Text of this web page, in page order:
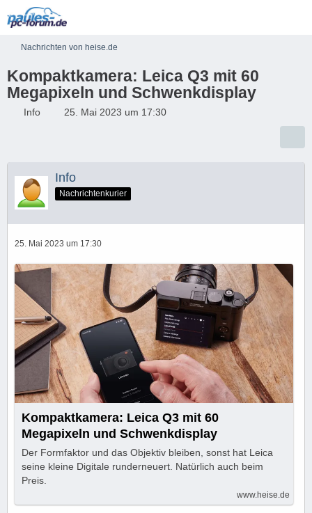
Nachrichten von heise.de
Kompaktkamera: Leica Q3 mit 60
Megapixeln und Schwenkdisplay
Info 25. Mai 2023 um 17:30
Info
Nachrichtenkurier
25. Mai 2023 um 17:30
Kompaktkamera: Leica Q3 mit 60
Megapixeln und Schwenkdisplay
Der Formfaktor und das Objektiv bleiben, sonst hat Leica
seine kleine Digitale runderneuert. Natürlich auch beim
Preis.
www.heise.de